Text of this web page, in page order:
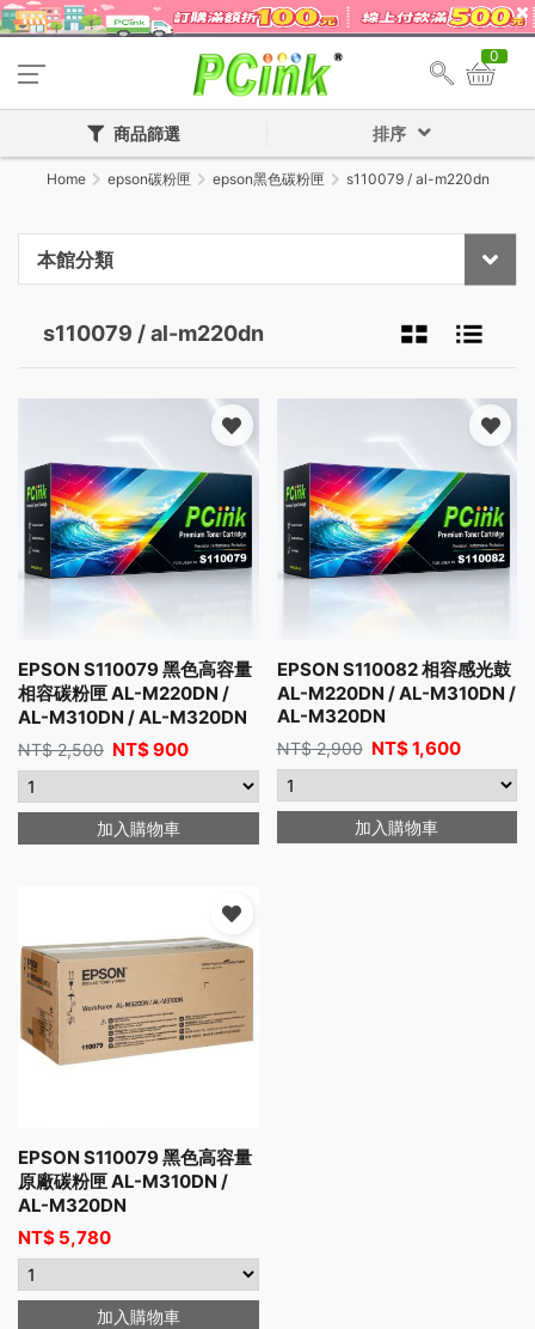
0
商品篩選 排序
Home epson碳粉匣 epson黑色碳粉匣 s110079 / al-m220dn
本館分類
s110079 / al-m220dn
EPSON S110079 黑色高容量
相容碳粉匣 AL-M220DN /
AL-M310DN / AL-M320DN
NT$2,500 NT$900
加入購物車
EPSON S110082 相容感光鼓
AL-M220DN / AL-M310DN /
AL-M320DN
NT$2,900 NT$1,600
加入購物車
EPSON S110079 黑色高容量
原廠碳粉匣 AL-M310DN /
AL-M320DN
NT$ 5,780
加入購物車